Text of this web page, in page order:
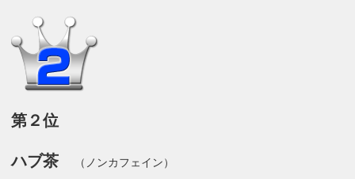
第２位
ハブ茶 （ノンカフェイン）